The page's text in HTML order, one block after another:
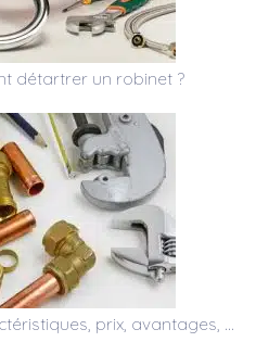
détartrer un robinet ?
prix, avantages, …